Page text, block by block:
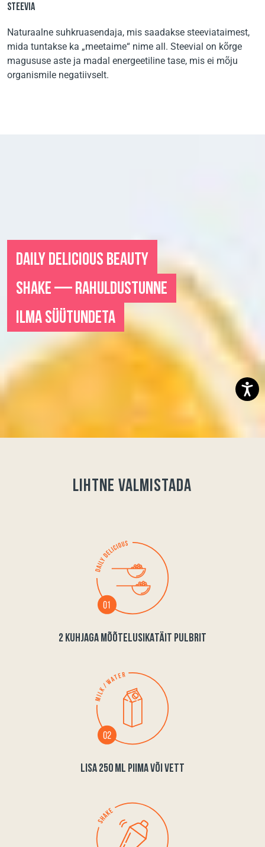
STEEVIA
Naturaalne suhkruasendaja, mis saadakse steeviataimest,
mida tuntakse ka „meetaime“ nime all. Steevial on kõrge
magususe aste ja madal energeetiline tase, mis ei mõju
organismile negatiivselt.
DAILY DELICIOUS BEAUTY
SHAKE — RAHULDUSTUNNE
ILMA SÜÜTUNDETA
Lihtne valmistada
2 KUHJAGA MÕÕTELUSIKATÄIT PULBRIT
LISA 250 ML PIIMA VÕI VETT